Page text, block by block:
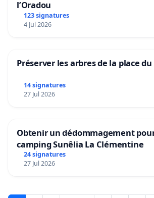
l’Oradou
123 signatures
4 Jul 2026
Préserver les arbres de la place
14 signatures
27 Jul 2026
Obtenir un dédommagement
camping Sunêlia La Clémentine
24 signatures
27 Jul 2026